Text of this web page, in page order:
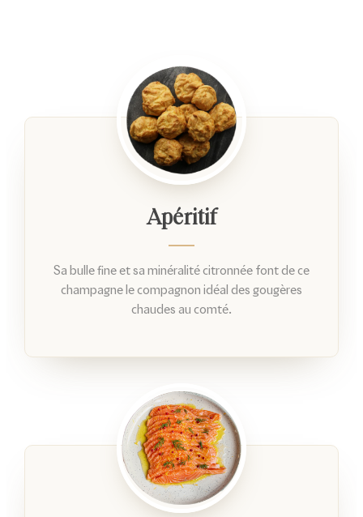
Apéritif
Sa bulle fine et sa minéralité citronnée font de ce
champagne le compagnon idéal des gougères
chaudes au comté.